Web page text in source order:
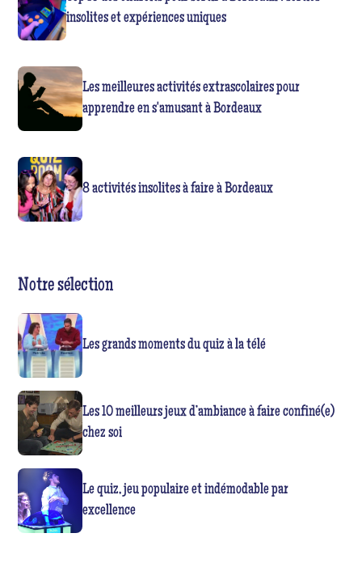
insolites et expériences uniques
Les meilleures activités extrascolaires pour
apprendre en s'amusant à Bordeaux
8 activités insolites à faire à Bordeaux
Notre sélection
Les grands moments du quiz à la télé
Les 10 meilleurs jeux d’ambiance à faire confiné(e)
chez soi
Le quiz, jeu populaire et indémodable par
excellence